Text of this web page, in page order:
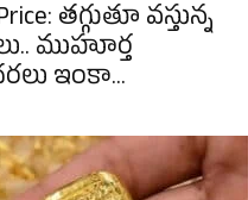
తగ్గుతూ వస్తున్న
ముహూర్త
ఇంకా...